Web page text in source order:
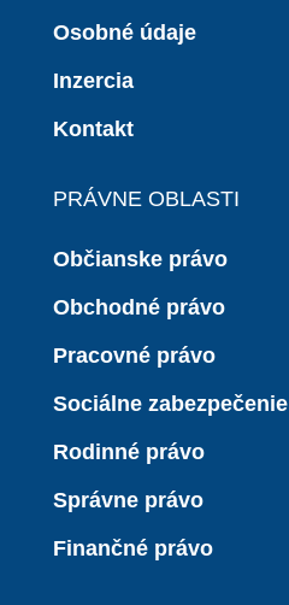
Osobné údaje
Inzercia
Kontakt
PRÁVNE OBLASTI
Občianske právo
Obchodné právo
Pracovné právo
Sociálne zabezpečenie
Rodinné právo
Správne právo
Finančné právo